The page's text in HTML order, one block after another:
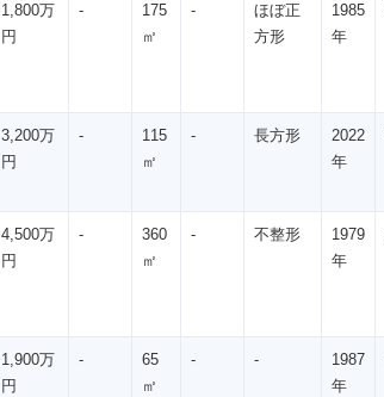
1,800万
円
-
175
㎡
-
ほぼ正
方形
1985
年
3,200万
円
-
115
㎡
- 長方形
2022
年
4,500万
円
-
360
㎡
- 不整形
1979
年
1,900万
円
-
65
㎡
- -
1987
年